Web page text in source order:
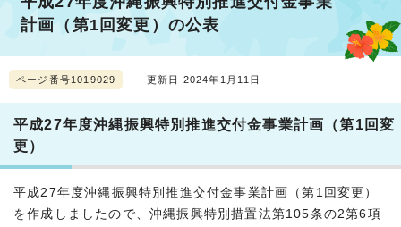
計画（第1回変更）の公表
ページ番号1019029 更新日 2024年1月11日
平成27年度沖縄振興特別推進交付金事業計画（第1回変
更）
平成27年度沖縄振興特別推進交付金事業計画（第1回変更）
を作成しましたので、沖縄振興特別措置法第105条の2第6項